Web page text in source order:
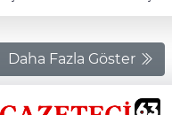
kent merkezi ve Siverek
operasyon
sayıda suç delili ve
Şıldak, 9 zanlının
Daha Fazla Göster